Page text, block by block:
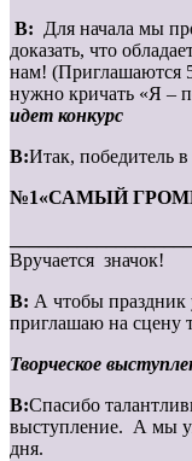
В: Для начала мы
доказать, что
нам! (Приглашаются
нужно кричать «Я –
идет конкурс
В:Итак, победитель
№1«САМЫЙ
Вручается значок!
В: А чтобы праздник
приглашаю на сцену
Творческое
В:Спасибо
выступление. А мы
дня.